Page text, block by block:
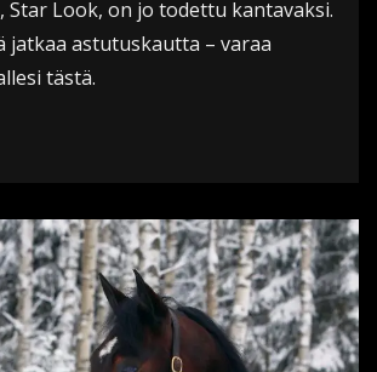
Star Look, on jo todettu kantavaksi.
jatkaa astutuskautta – varaa
tästä.